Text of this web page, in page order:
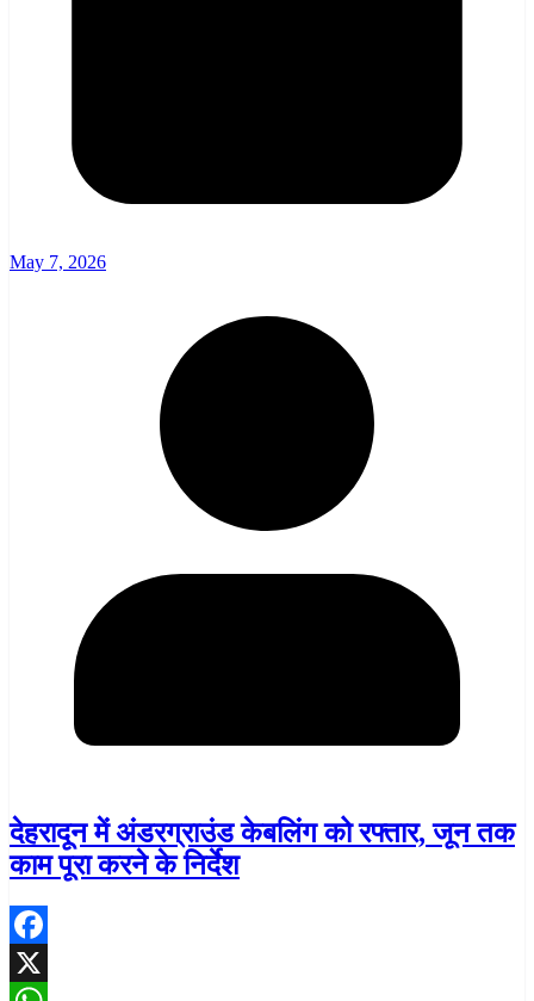
May 7, 2026
देहरादून में अंडरग्राउंड केबलिंग को रफ्तार, जून तक
काम पूरा करने के निर्देश
Facebook